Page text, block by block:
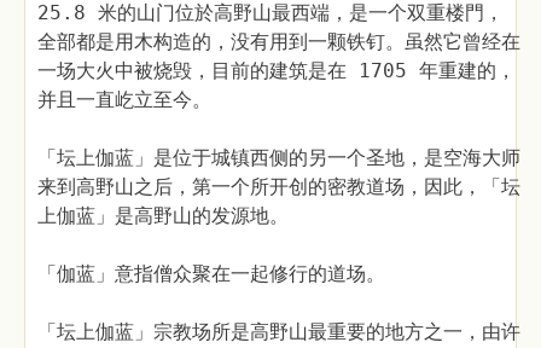
25.8 米的山门位於高野山最西端，是一个双重楼門，
全部都是用木构造的，没有用到一颗铁钉。虽然它曾经在
一场大火中被烧毁，目前的建筑是在 1705 年重建的，
并且一直屹立至今。
「坛上伽蓝」是位于城镇西侧的另一个圣地，是空海大师
来到高野山之后，第一个所开创的密教道场，因此，「坛
上伽蓝」是高野山的发源地。
「伽蓝」意指僧众聚在一起修行的道场。
「坛上伽蓝」宗教场所是高野山最重要的地方之一，由许